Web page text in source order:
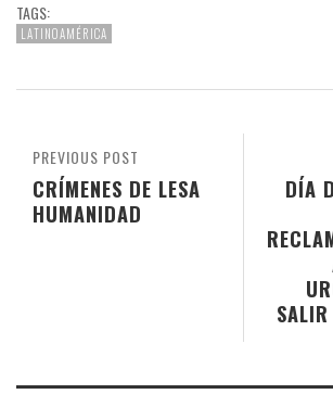
TAGS:
LATINOAMÉRICA
DÍA
PREVIOUS POST
CRÍMENES DE LESA
HUMANIDAD